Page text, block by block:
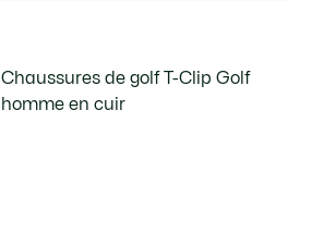
Chaussures de golf T-Clip Golf
homme en cuir